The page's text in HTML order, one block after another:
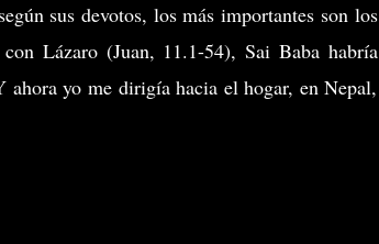
sus devotos, los más importantes son los
Lázaro (Juan, 11.1-54), Sai Baba habría
ahora yo me dirigía hacia el hogar, en Nepal,